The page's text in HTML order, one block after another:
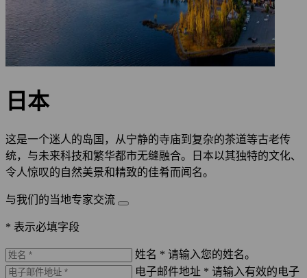
日本
这是一个迷人的岛国，从宁静的寺庙到复杂的茶道等古老传
统，与未来科技和繁华都市无缝融合。日本以其独特的文化、
令人惊叹的自然美景和精致的佳肴而闻名。
与我们的当地专家交流
* 表示必填字段
姓名 * 请输入您的姓名。
电子邮件地址 * 请输入有效的电子